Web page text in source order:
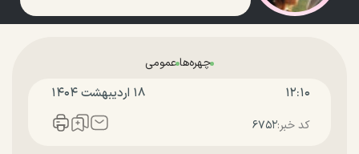
چهره‌هاعمومی
۱۲:۱۰ ۱۸ ارديبهشت ۱۴۰۴
کد خبر:۶۷۵۲